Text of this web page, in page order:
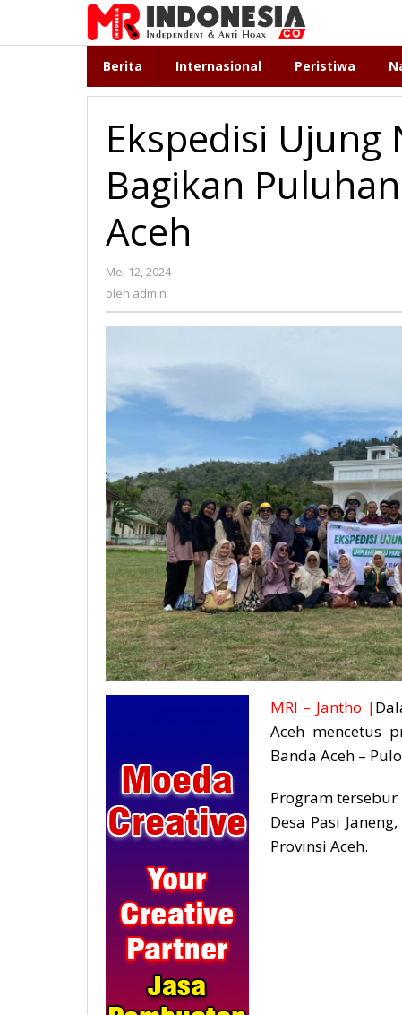
konten
Berita Internasional Peristiwa
Ekspedisi Ujung
Bagikan
Aceh
Mei 12, 2024
oleh admin
MRI – Jantho |
Aceh mencetus
Banda Aceh –
Program
Desa Pasi
Provinsi Aceh.